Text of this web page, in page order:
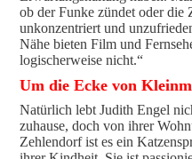
ob der Funke zündet oder die
unkonzentriert und
Nähe bieten Film und
logischerweise nicht.“
Um die Ecke von
Natürlich lebt Judith Engel
zuhause, doch von ihrer
Zehlendorf ist es ein